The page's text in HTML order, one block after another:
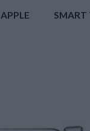
APPLE SMART